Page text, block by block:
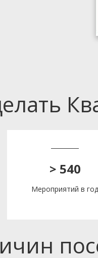
> 540
Мероприятий в год